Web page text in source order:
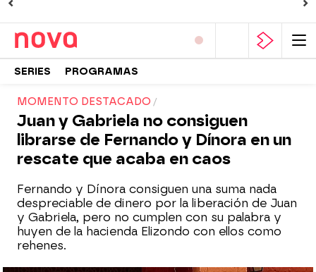
SERIES PROGRAMAS
MOMENTO DESTACADO
Juan y Gabriela no consiguen
librarse de Fernando y Dínora en un
rescate que acaba en caos
Fernando y Dínora consiguen una suma nada
despreciable de dinero por la liberación de Juan
y Gabriela, pero no cumplen con su palabra y
huyen de la hacienda Elizondo con ellos como
rehenes.